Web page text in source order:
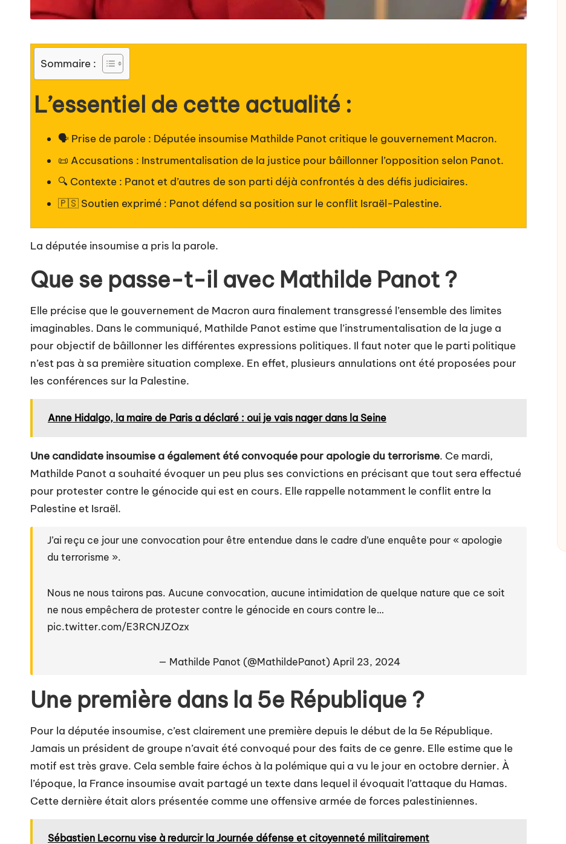
Sommaire :
L’essentiel de cette actualité :
🗣️ Prise de parole : Députée insoumise Mathilde Panot critique le gouvernement Macron.
📜 Accusations : Instrumentalisation de la justice pour bâillonner l’opposition selon Panot.
🔍 Contexte : Panot et d’autres de son parti déjà confrontés à des défis judiciaires.
🇵🇸 Soutien exprimé : Panot défend sa position sur le conflit Israël-Palestine.
La députée insoumise a pris la parole.
Que se passe-t-il avec Mathilde Panot ?
Elle précise que le gouvernement de Macron aura finalement transgressé l’ensemble des limites
imaginables. Dans le communiqué, Mathilde Panot estime que l’instrumentalisation de la juge a
pour objectif de bâillonner les différentes expressions politiques. Il faut noter que le parti politique
n’est pas à sa première situation complexe. En effet, plusieurs annulations ont été proposées pour
les conférences sur la Palestine.
Anne Hidalgo, la maire de Paris a déclaré : oui je vais nager dans la Seine
Une candidate insoumise a également été convoquée pour apologie du terrorisme. Ce mardi,
Mathilde Panot a souhaité évoquer un peu plus ses convictions en précisant que tout sera effectué
pour protester contre le génocide qui est en cours. Elle rappelle notamment le conflit entre la
Palestine et Israël.
J’ai reçu ce jour une convocation pour être entendue dans le cadre d’une enquête pour « apologie
du terrorisme ».
Nous ne nous tairons pas. Aucune convocation, aucune intimidation de quelque nature que ce soit
ne nous empêchera de protester contre le génocide en cours contre le…
pic.twitter.com/E3RCNJZOzx
— Mathilde Panot (@MathildePanot) April 23, 2024
Une première dans la 5e République ?
Pour la députée insoumise, c’est clairement une première depuis le début de la 5e République.
Jamais un président de groupe n’avait été convoqué pour des faits de ce genre. Elle estime que le
motif est très grave. Cela semble faire échos à la polémique qui a vu le jour en octobre dernier. À
l’époque, la France insoumise avait partagé un texte dans lequel il évoquait l’attaque du Hamas.
Cette dernière était alors présentée comme une offensive armée de forces palestiniennes.
Sébastien Lecornu vise à redurcir la Journée défense et citoyenneté militairement